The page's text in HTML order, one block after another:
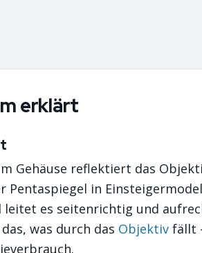
erklärt
Gehäuse reflektiert das
Pentaspiegel in
es seitenrichtig und
was durch das Objektiv fällt